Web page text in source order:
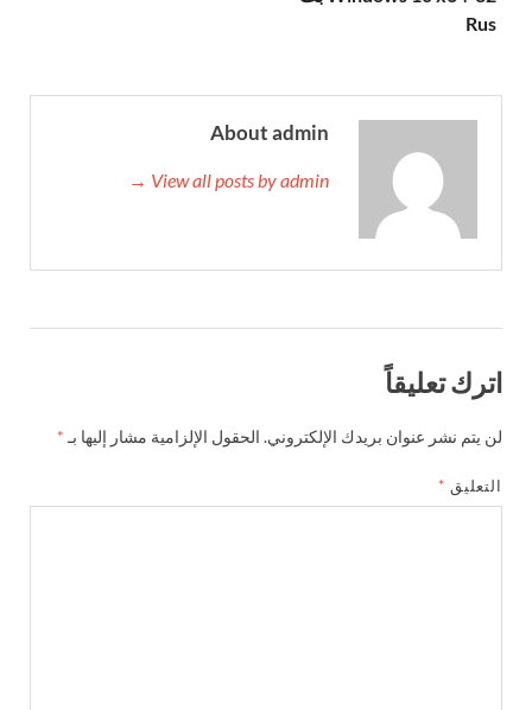
Rus
About admin
View all posts by admin →
اترك تعليقاً
لن يتم نشر عنوان بريدك الإلكتروني. الحقول الإلزامية مشار إليها بـ *
التعليق *